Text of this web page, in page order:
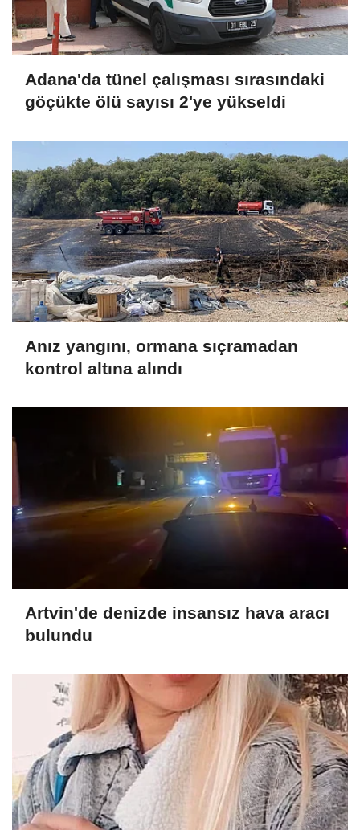
Adana'da tünel çalışması sırasındaki
göçükte ölü sayısı 2'ye yükseldi
Anız yangını, ormana sıçramadan
kontrol altına alındı
Artvin'de denizde insansız hava aracı
bulundu